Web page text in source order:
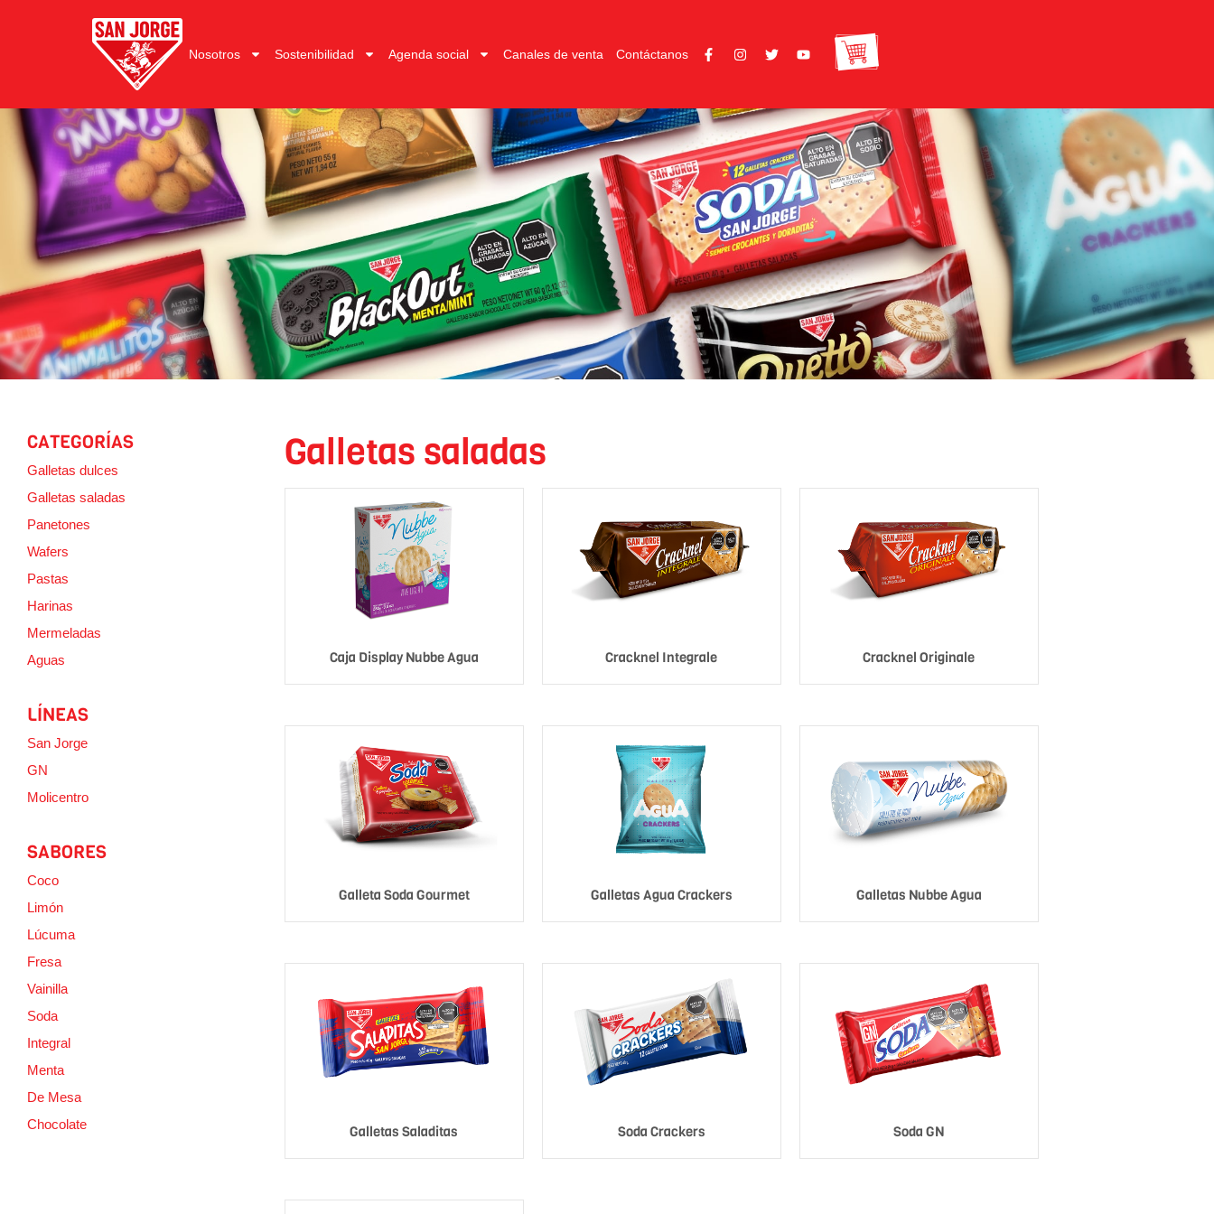
Nosotros Sostenibilidad Agenda social Canales de venta Contáctanos
CATEGORÍAS
Galletas dulces
Galletas saladas
Panetones
Wafers
Pastas
Harinas
Mermeladas
Aguas
LÍNEAS
San Jorge
GN
Molicentro
SABORES
Coco
Limón
Lúcuma
Fresa
Vainilla
Soda
Integral
Menta
De Mesa
Chocolate
Galletas saladas
Caja Display Nubbe Agua Cracknel Integrale Cracknel Originale
Galleta Soda Gourmet Galletas Agua Crackers Galletas Nubbe Agua
Galletas Saladitas Soda Crackers Soda GN